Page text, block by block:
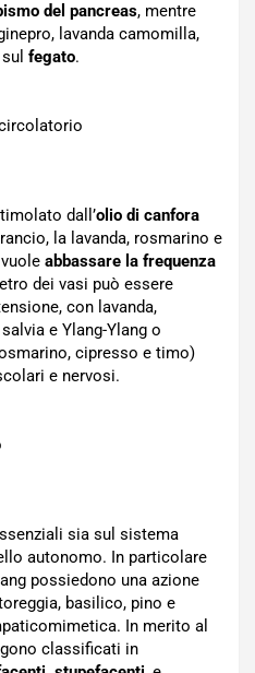
del pancreas, mentre
lavanda camomilla,
fegato.
dall’olio di canfora
la lavanda, rosmarino e
abbassare la frequenza
dei vasi può essere
con lavanda,
e Ylang-Ylang o
cipresso e timo)
e nervosi.
sia sul sistema
autonomo. In particolare
possiedono una azione
basilico, pino e
In merito al
classificati in